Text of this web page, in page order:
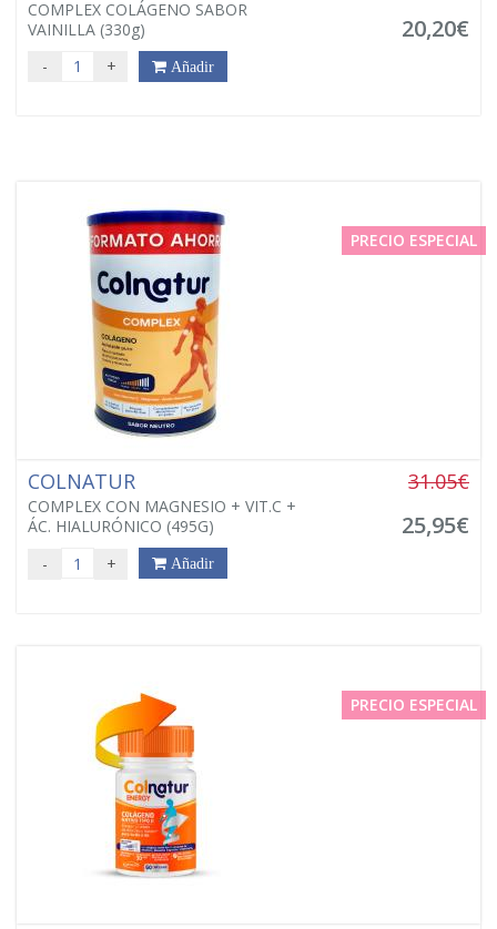
COMPLEX COLÁGENO SABOR
VAINILLA (330g)
20,20€
- + Añadir
PRECIO ESPECIAL
COLNATUR
COMPLEX CON MAGNESIO + VIT.C +
ÁC. HIALURÓNICO (495G)
31.05€
25,95€
- + Añadir
PRECIO ESPECIAL